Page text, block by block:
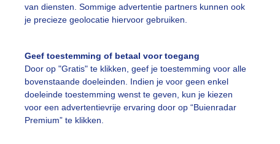
van diensten. Sommige advertentie partners kunnen ook
je precieze geolocatie hiervoor gebruiken.
Geef toestemming of betaal voor toegang
Door op "Gratis" te klikken, geef je toestemming voor alle
bovenstaande doeleinden. Indien je voor geen enkel
doeleinde toestemming wenst te geven, kun je kiezen
voor een advertentievrije ervaring door op “Buienradar
Premium” te klikken.
Hilde Groenevelt Gemaakt: 14-05-2026, 17x bekeken
slideshow